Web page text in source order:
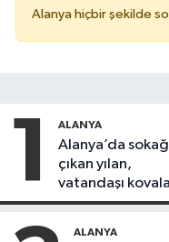
Alanya hiçbir şekilde
1 ALANYA
Alanya’da
çıkan yılan,
vatandaşı
ALANYA